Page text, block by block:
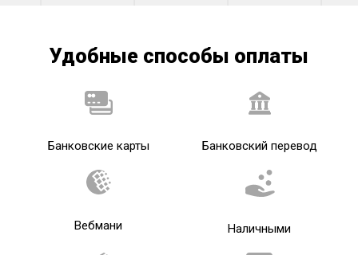
Удобные способы оплаты
Банковские карты Банковский перевод
Вебмани Наличными